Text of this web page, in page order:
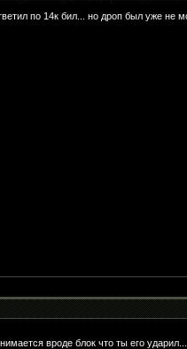
по 14к бил... но дроп был уже не
вроде блок что ты его ударил...